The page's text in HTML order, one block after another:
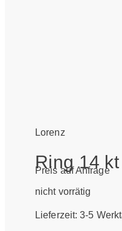
Lorenz
Ring 14
Preis auf Anfrage
nicht vorrätig
Lieferzeit:3-5